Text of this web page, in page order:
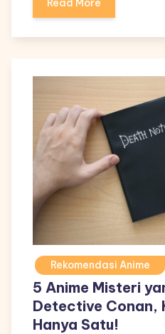
Read More
Rekomendasi Anime
5 Anime Misteri
Detective Conan,
Hanya Satu!